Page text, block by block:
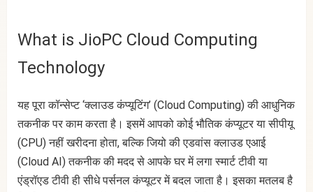
What is JioPC Cloud Computing
Technology
यह पूरा कॉन्सेप्ट ‘क्लाउड कंप्यूटिंग’ (Cloud Computing) की आधुनिक
तकनीक पर काम करता है। इसमें आपको कोई भौतिक कंप्यूटर या सीपीयू
(CPU) नहीं खरीदना होता, बल्कि जियो की एडवांस क्लाउड एआई
(Cloud AI) तकनीक की मदद से आपके घर में लगा स्मार्ट टीवी या
एंड्रॉएड टीवी ही सीधे पर्सनल कंप्यूटर में बदल जाता है। इसका मतलब है